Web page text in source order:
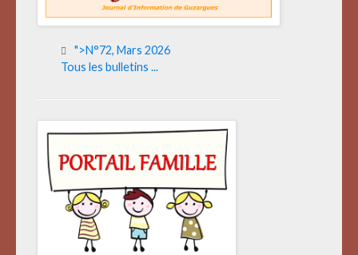
">N°72, Mars 2026
Tous les bulletins ...